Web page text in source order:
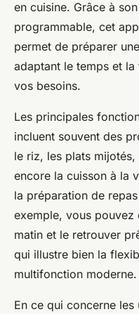
en cuisine. Grâce à
programmable, cet
permet de préparer
adaptant le temps et
vos besoins.
Les principales
incluent souvent des
le riz, les plats
encore la cuisson à la
la préparation de
exemple, vous pouvez
matin et le retrouver
qui illustre bien la
multifonction moderne.
En ce qui concerne